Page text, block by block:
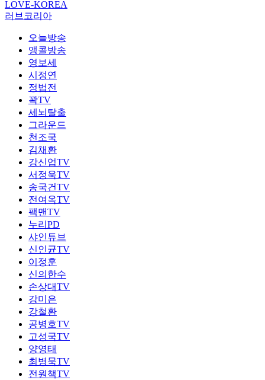
LOVE-KOREA
러브코리아
오늘방송
앵콜방송
영보세
시정연
정법전
꽉TV
세뇌탈출
그라운드
천조국
김채환
강신업TV
서정욱TV
송국건TV
전여옥TV
팩맨TV
누리PD
샤인튜브
신인균TV
이정훈
신의한수
손상대TV
강미은
강철환
공병호TV
고성국TV
양영태
최병묵TV
전원책TV